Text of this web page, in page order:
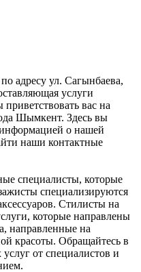
адресу ул. Сагынбаева,
услуги
вас на
Шымкент. Здесь вы
о нашей
наши контактные
специалисты, которые
специализируются
Стилисты на
которые направлены
направленные на
красоты. Обращайтесь в
от специалистов и